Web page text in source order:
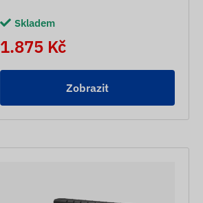
Skladem
1.875 Kč
Zobrazit